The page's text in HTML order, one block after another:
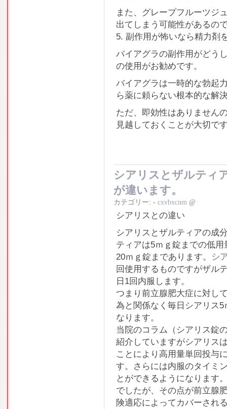
また、グレープフルーツジ
出てしまう可能性があるの
5. 副作用が怖いなら精力剤
バイアグラの副作用がどう
の使用がお勧めです。
バイアグラは一時的な勃起
ら薬に頼らない根本的な解
ただ、即効性はありません
見越しておくことが大切で
シアリスとザルティ
が違います。
カテゴリー: - cxvbxcnm @
シアリスとの違い
シアリスとザルティアの成
ティアは5ｍｇ錠までの低
20ｍｇ錠まであります。
シ
回使用するものですがザル
日1回内服します。
つまり前立腺肥大症に対し
為と関係なく毎日シアリス
なります。
当院のコラム（シアリス錠
紹介していますがシアリス
ことにより高用量単回投与
す。さらには内服のタイミ
とができるようになります
でしたが、その点が前立腺
険適応によってカバーされ